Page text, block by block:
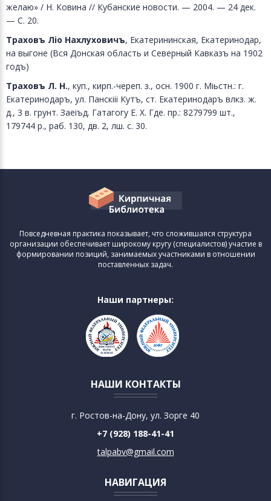
желаю» / Н. Ковина // Кубанские новости. — 2004. — 24 дек.
— С. 20.
Траховъ Лiо Нахлуховичъ, Екатерининская, Екатеринодар,
на выгоне (Вся Донская область и Северный Кавказъ на 1902
годъ)
Траховъ Л. Н., куп., кирп.-череп. з., осн. 1900 г. Міьстн.: г.
Екатеринодаръ, ул. Панскііі Кутъ, ст. Екатеринодаръ влкз. ж.
д., 3 в. грунт. Заеіъд. Гатагогу Е. X. Где. пр.: 8279799 шт.,
179744 р., раб. 130, дв. 2, лш. с. 30.
Повседневная практика показывает, что сложившаяся структура
организации обеспечивает широкому кругу (специалистов) участие в
формировании позиций, занимаемых участниками в отношении
поставленных задач.
Наши партнеры:
НАШИ КОНТАКТЫ
г. Ростов-на-Дону, ул. Зорге 40
+7 (928) 188-41-41
talpabv@gmail.com
НАВИГАЦИЯ